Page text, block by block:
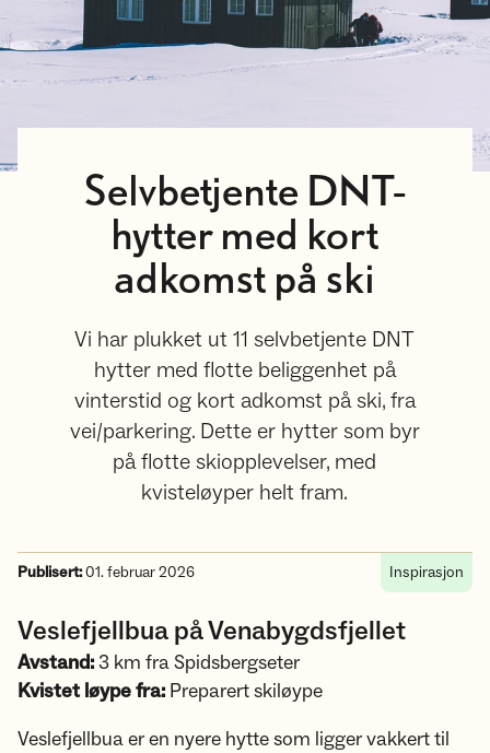
Selvbetjente DNT-
hytter med kort
adkomst på ski
Vi har plukket ut 11 selvbetjente DNT
hytter med flotte beliggenhet på
vinterstid og kort adkomst på ski, fra
vei/parkering. Dette er hytter som byr
på flotte skiopplevelser, med
kvisteløyper helt fram.
Publisert:01. februar 2026 Inspirasjon
Veslefjellbua på Venabygdsfjellet
Avstand:3 km fra Spidsbergseter
Kvistet løype fra: Preparert skiløype
Veslefjellbua er en nyere hytte som ligger vakkert til